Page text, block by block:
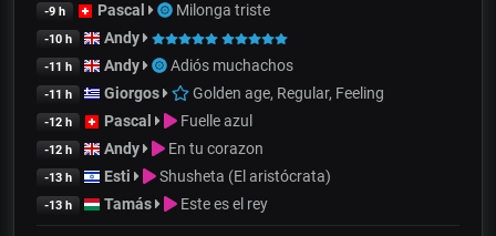
-9 h Pascal Milonga triste
-10 h Andy
-11 h Andy Adiós muchachos
-11 h Giorgos Golden age, Regular, Feeling
-12 h Pascal Fuelle azul
-12 h Andy En tu corazon
-13 h Esti Shusheta (El aristócrata)
-13 h Tamás Este es el rey